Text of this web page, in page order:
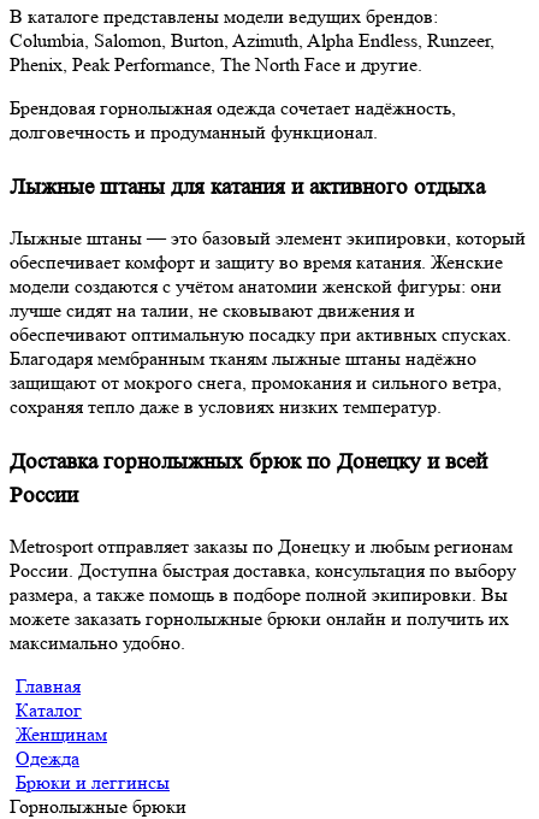
В каталоге представлены модели ведущих брендов:
Columbia, Salomon, Burton, Azimuth, Alpha Endless, Runzeer,
Phenix, Peak Performance, The North Face и другие.
Брендовая горнолыжная одежда сочетает надёжность,
долговечность и продуманный функционал.
Лыжные штаны для катания и активного отдыха
Лыжные штаны — это базовый элемент экипировки, который
обеспечивает комфорт и защиту во время катания. Женские
модели создаются с учётом анатомии женской фигуры: они
лучше сидят на талии, не сковывают движения и
обеспечивают оптимальную посадку при активных спусках.
Благодаря мембранным тканям лыжные штаны надёжно
защищают от мокрого снега, промокания и сильного ветра,
сохраняя тепло даже в условиях низких температур.
Доставка горнолыжных брюк по Донецку и всей
России
Metrosport отправляет заказы по Донецку и любым регионам
России. Доступна быстрая доставка, консультация по выбору
размера, а также помощь в подборе полной экипировки. Вы
можете заказать горнолыжные брюки онлайн и получить их
максимально удобно.
Главная
Каталог
Женщинам
Одежда
Брюки и леггинсы
Горнолыжные брюки